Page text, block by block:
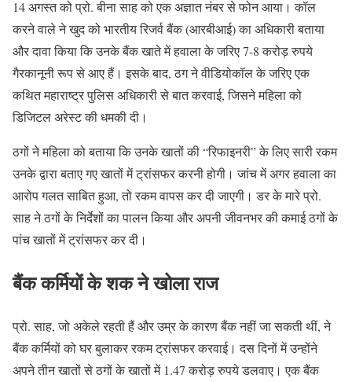
14 अगस्त को प्रो. बीना साह को एक अज्ञात नंबर से फोन आया। कॉल
करने वाले ने खुद को भारतीय रिजर्व बैंक (आरबीआई) का अधिकारी बताया
और दावा किया कि उनके बैंक खाते में हवाला के जरिए 7-8 करोड़ रुपये
गैरकानूनी रूप से आए हैं। इसके बाद, ठग ने वीडियोकॉल के जरिए एक
कथित महाराष्ट्र पुलिस अधिकारी से बात करवाई, जिसने महिला को
डिजिटल अरेस्ट की धमकी दी।
ठगों ने महिला को बताया कि उनके खातों की “रिफाइनरी” के लिए सारी रकम
उनके द्वारा बताए गए खातों में ट्रांसफर करनी होगी। जांच में अगर हवाला का
आरोप गलत साबित हुआ, तो रकम वापस कर दी जाएगी। डर के मारे प्रो.
साह ने ठगों के निर्देशों का पालन किया और अपनी जीवनभर की कमाई ठगों के
पांच खातों में ट्रांसफर कर दी।
बैंक कर्मियों के शक ने खोला राज
प्रो. साह, जो अकेले रहती हैं और उम्र के कारण बैंक नहीं जा सकती थीं, ने
बैंक कर्मियों को घर बुलाकर रकम ट्रांसफर करवाई। दस दिनों में उन्होंने
अपने तीन खातों से ठगों के खातों में 1.47 करोड़ रुपये डलवाए। एक बैंक